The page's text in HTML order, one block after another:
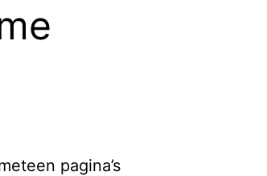
pagina’s